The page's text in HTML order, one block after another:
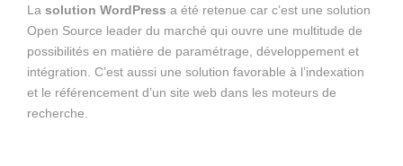
La solution WordPress a été retenue car c’est une solution
Open Source leader du marché qui ouvre une multitude de
possibilités en matière de paramétrage, développement et
intégration. C’est aussi une solution favorable à l’indexation
et le référencement d’un site web dans les moteurs de
recherche.